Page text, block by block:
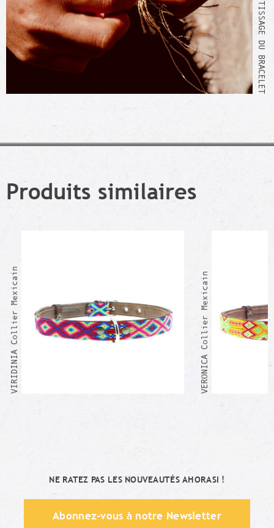
TISSAGE DU BRACELET
Produits similaires
VIRIDINIA Collier Mexicain VERONICA Collier Mexicain
NE RATEZ PAS LES NOUVEAUTÉS AHORASI !
Abonnez-vous à notre Newsletter